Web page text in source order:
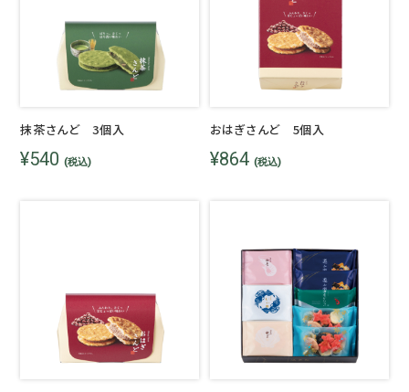
抹茶さんど 3個入
¥540 (税込)
おはぎさんど 5個入
¥864 (税込)